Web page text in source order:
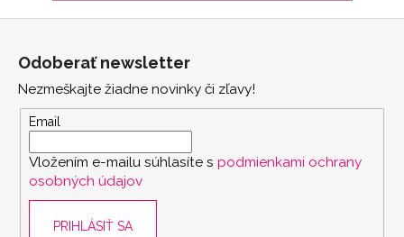
Odoberať newsletter
Nezmeškajte žiadne novinky či zľavy!
Email
Vložením e-mailu súhlasíte s podmienkami ochrany
osobných údajov
PRIHLÁSIŤ SA